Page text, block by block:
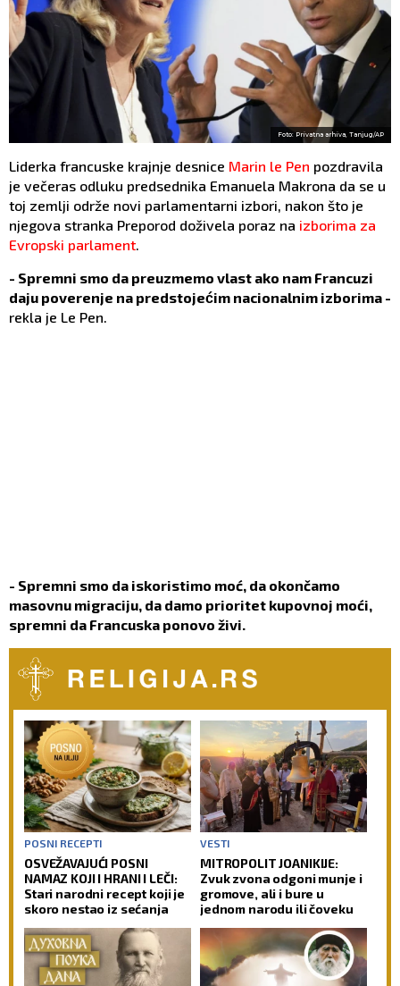
Foto: Privatna arhiva, Tanjug/AP
Liderka francuske krajnje desnice Marin le Pen pozdravila
je večeras odluku predsednika Emanuela Makrona da se u
toj zemlji održe novi parlamentarni izbori, nakon što je
njegova stranka Preporod doživela poraz na izborima za
Evropski parlament.
- Spremni smo da preuzmemo vlast ako nam Francuzi
daju poverenje na predstojećim nacionalnim izborima -
rekla je Le Pen.
- Spremni smo da iskoristimo moć, da okončamo
masovnu migraciju, da damo prioritet kupovnoj moći,
spremni da Francuska ponovo živi.
POSNI RECEPTI
OSVEŽAVAJUĆI POSNI
NAMAZ KOJI I HRANI I LEČI:
Stari narodni recept koji je
skoro nestao iz sećanja
VESTI
MITROPOLIT JOANIKIJE:
Zvuk zvona odgoni munje i
gromove, ali i bure u
jednom narodu ili čoveku